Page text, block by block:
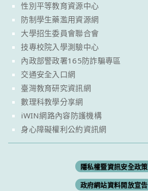
性別平等教育資源中心
防制學生藥濫用資源網
大學招生委員會聯合會
技專校院入學測驗中心
內政部警政署165防詐騙專區
交通安全入口網
臺灣教育研究資訊網
數理科教學分享網
iWIN網路內容防護機構
身心障礙權利公約資訊網
隱私權暨資訊安全政策
政府網站資料開放宣告